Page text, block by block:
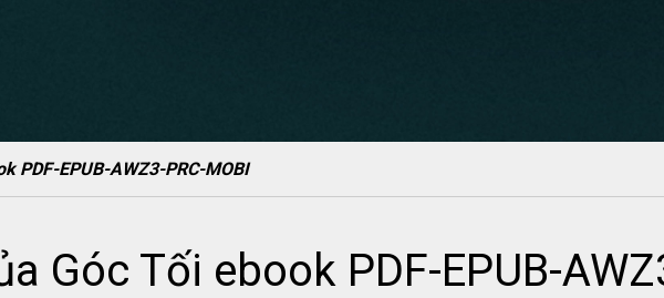
PDF-EPUB-AWZ3-PRC-MOBI
Góc Tối ebook PDF-EPUB-